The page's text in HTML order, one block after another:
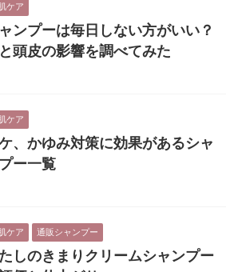
ケア
ンプーは毎日しない方がいい？
頭皮の影響を調べてみた
ケア
、かゆみ対策に効果があるシャ
ー一覧
ケア 通販シャンプー
しのきまりクリームシャンプー